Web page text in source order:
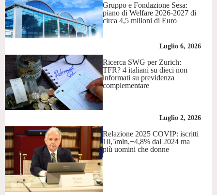
Gruppo e Fondazione Sesa:
piano di Welfare 2026-2027 di
circa 4,5 milioni di Euro
Luglio 6, 2026
Ricerca SWG per Zurich:
TFR? 4 italiani su dieci non
informati su previdenza
complementare
Luglio 2, 2026
Relazione 2025 COVIP: iscritti
10,5mln,+4,8% dal 2024 ma
più uomini che donne